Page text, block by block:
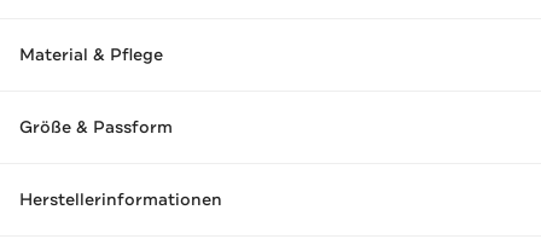
Material & Pflege
Größe & Passform
Herstellerinformationen